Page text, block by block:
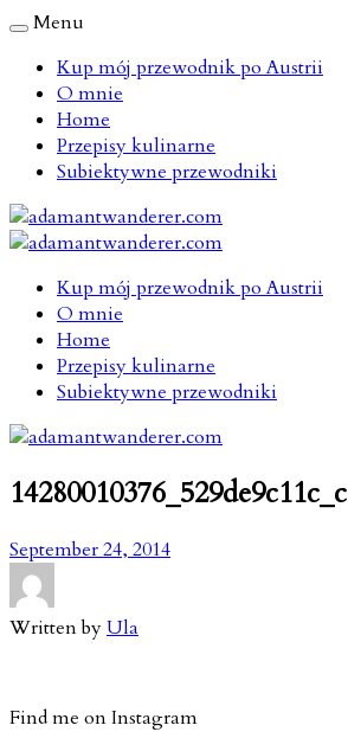
Menu
Kup mój przewodnik po Austrii
O mnie
Home
Przepisy kulinarne
Subiektywne przewodniki
Kup mój przewodnik po Austrii
O mnie
Home
Przepisy kulinarne
Subiektywne przewodniki
14280010376_529de9c11c_c
September 24, 2014
Written byUla
Find me on Instagram